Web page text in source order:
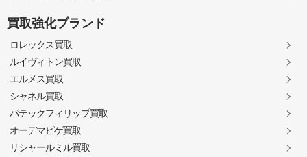
買取強化ブランド
ロレックス買取
ルイヴィトン買取
エルメス買取
シャネル買取
パテックフィリップ買取
オーデマピゲ買取
リシャールミル買取